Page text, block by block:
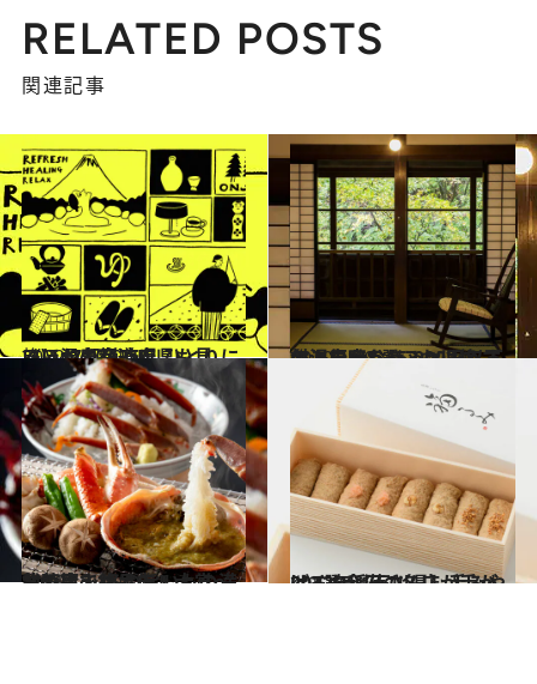
RELATED POSTS
関連記事
2022.2.10
《ほかの都道府県も見る》47都道府県 ひとりにいい温泉宿250
旅＆お出かけ 2020.1.19
名湯で叶う15,000円以下の温泉宿8選 これは絶対、行かなきゃソンです
旅＆お出かけ
2021.12.16
お気に入りホテル大賞～北陸篇～ 冬の旨いもの満載の宿で絶品旅
旅＆お出かけ 2022.1.3
2022年【石川県】手みやげ3選 金沢の名店が手がけるお稲荷さん
グルメ